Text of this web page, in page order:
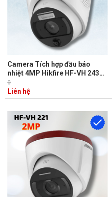
Camera Tích hợp đầu báo
nhiệt 4MP Hikfire HF-VH 243
Phát hiện cháy sớm, Tích hợp
micro, loa, khe cắm thẻ nhớ
0
Liên hệ